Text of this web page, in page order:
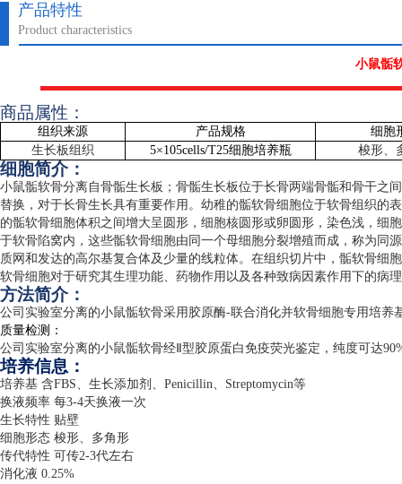
产品特性
Product characteristics
小鼠骺
商品属性：
组织来源 产品规格
细胞
生长板组织
5×105cells/T25细胞培养瓶 梭形、
细胞简介：
小鼠骺软骨分离自骨骺生长板；骨骺生长板位于长骨两端骨骺和骨干之
替换，对于长骨生长具有重要作用。幼稚的骺软骨细胞位于软骨组织的
的骺软骨细胞体积之间增大呈圆形，细胞核圆形或卵圆形，染色浅，细
于软骨陷窝内，这些骺软骨细胞由同一个母细胞分裂增殖而成，称为同
质网和发达的高尔基复合体及少量的线粒体。在组织切片中，骺软骨细
软骨细胞对于研究其生理功能、药物作用以及各种致病因素作用下的病
方法简介：
公司实验室分离的小鼠骺软骨采用胶原酶-联合消化并软骨细胞专用培养
质量检测：
公司实验室分离的小鼠骺软骨经Ⅱ型胶原蛋白免疫荧光鉴定，纯度可达
培养信息：
培养基 含FBS、生长添加剂、 Penicillin、 Streptomycin等
换液频率 每3-4天换液一次
生长特性 贴壁
细胞形态 梭形、多角形
传代特性 可传2-3代左右
消化液 0.25%